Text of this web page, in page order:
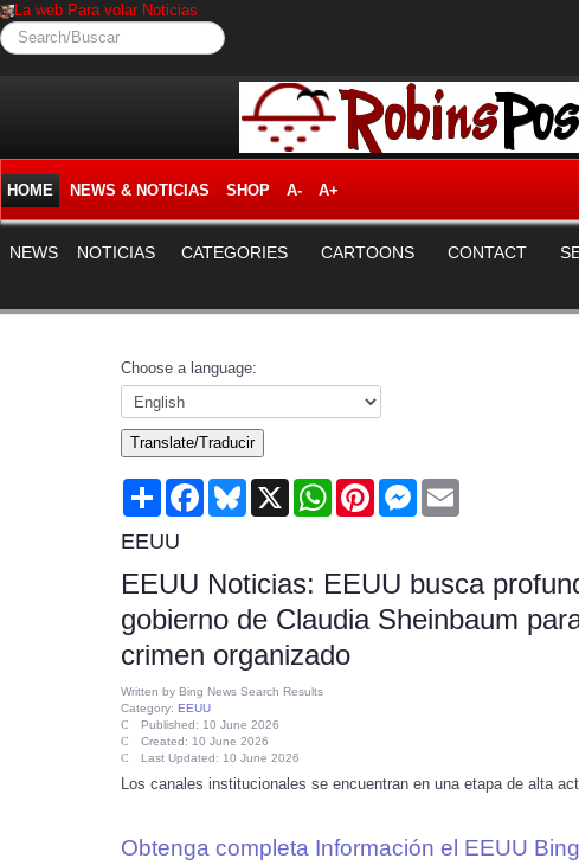
La web Para volar Noticias
Search/Buscar
HOME NEWS & NOTICIAS SHOP A- A+
NEWS NOTICIAS CATEGORIES CARTOONS CONTACT
Choose a language:
Translate/Traducir
Share FacebookBluesky
X WhatsAppPinterestMessenger
EEUU
EEUU Noticias: EEUU busca
gobierno de Claudia Sheinbaum
crimen organizado
Written by Bing News Search Results
Category: EEUU
Published: 10 June 2026
Created: 10 June 2026
Last Updated: 10 June 2026
Los canales institucionales se encuentran en una etapa de alta
Obtenga completa Información el EEUU